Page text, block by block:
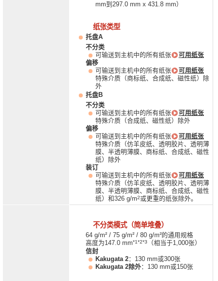
mm到297.0 mm x 431.8 mm）
纸张类型
托盘A
不分类
可输送到主机中的所有纸张
可用纸张
偏移
可输送到主机中的所有纸张
可用纸张
特殊介质（商标纸、合成纸、磁性纸）除
外
托盘B
不分类
可输送到主机中的所有纸张
可用纸张
特殊介质（合成纸、磁性纸）除外
偏移
可输送到主机中的所有纸张
可用纸张
特殊介质（仿羊皮纸、透明胶片、透明薄
膜、半透明薄膜、商标纸、合成纸、磁性
纸）除外
装订
可输送到主机中的所有纸张
可用纸张
特殊介质（仿羊皮纸、透明胶片、透明薄
膜、半透明薄膜、商标纸、合成纸、磁性
纸）和326 g/m2或更重的纸张除外。
不分类模式（简单堆叠）
64 g/m² / 75 g/m² / 80 g/m²的通用规格
高度为147.0 mm*1*2*3
（相当于1,000张）
信封
Kakugata 2：130 mm或300张
Kakugata 2除外：130 mm或150张